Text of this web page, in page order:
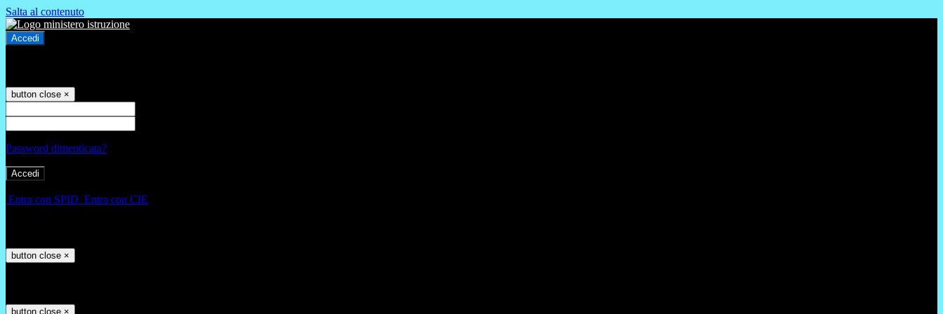
Salta al contenuto
Accedi
button close ×
Password dimenticata?
Entra con SPID Entra con CIE
button close ×
button close ×